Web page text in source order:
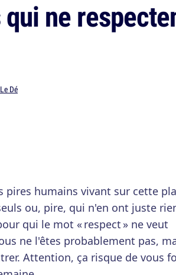
ne
Dé
pires humains vivant sur cette
ou, pire, qui n'en ont juste
qui le mot « respect » ne veut
ne l'êtes probablement pas,
Attention, ça risque de vous